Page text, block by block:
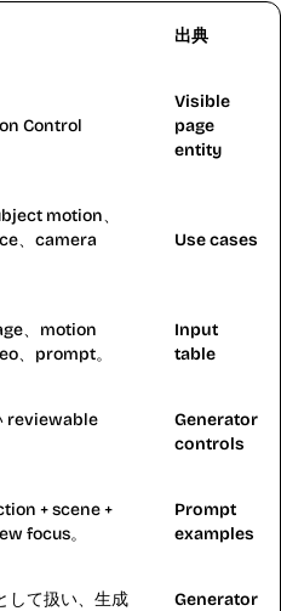
出典
Control
Visible
page
entity
motion、
、camera
Use cases
、motion
、prompt。
Input
table
reviewable
Generator
controls
+ scene +
focus。
Prompt
examples
して扱い、生成
Generator